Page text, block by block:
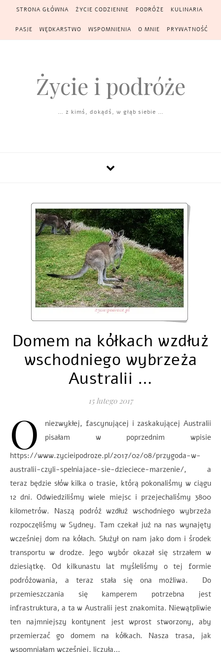
Skip to content
STRONA GŁÓWNA ŻYCIE CODZIENNE PODRÓŻE KULINARIA
PASJE WĘDKARSTWO WSPOMNIENIA O MNIE PRYWATNOŚĆ
Życie i podróże
… z kimś, dokądś, w głąb siebie …
Domem na kółkach wzdłuż
wschodniego wybrzeża
Australii …
15 lutego 2017
O
niezwykłej, fascynującej i zaskakującej Australii
pisałam w poprzednim wpisie
https://www.zycieipodroze.pl/2017/02/08/przygoda-w-
australii-czyli-spelniajace-sie-dzieciece-marzenie/, a
teraz będzie słów kilka o trasie, którą pokonaliśmy w ciągu
12 dni. Odwiedziliśmy wiele miejsc i przejechaliśmy 3800
kilometrów. Naszą podróż wzdłuż wschodniego wybrzeża
rozpoczęliśmy w Sydney. Tam czekał już na nas wynajęty
wcześniej dom na kółach. Służył on nam jako dom i środek
transportu w drodze. Jego wybór okazał się strzałem w
dziesiątkę. Od kilkunastu lat myśleliśmy o tej formie
podróżowania, a teraz stała się ona możliwa. Do
przemieszczania się kamperem potrzebna jest
infrastruktura, a ta w Australii jest znakomita. Niewątpliwie
ten najmniejszy kontynent jest wprost stworzony, aby
przemierzać go domem na kółkach. Nasza trasa, jak
wspomniałam wcześniej, liczyła…